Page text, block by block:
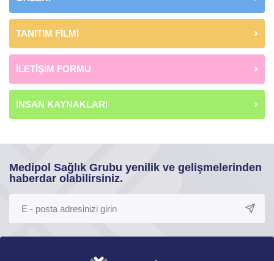
TANITIM FİLMİ
İLETİŞİM FORMU
İNSAN KAYNAKLARI
Medipol Sağlık Grubu yenilik ve gelişmelerinden
haberdar olabilirsiniz.